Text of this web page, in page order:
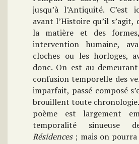
jusqu’à l’Antiquité. C’est
avant l’Histoire qu’il s’agit,
la matière et des
intervention humaine,
cloches ou les horloges,
donc. On est au
confusion temporelle des
imparfait, passé composé
brouillent toute chronologie.
poème est largement
temporalité sinueuse
Résidences; mais on pourra